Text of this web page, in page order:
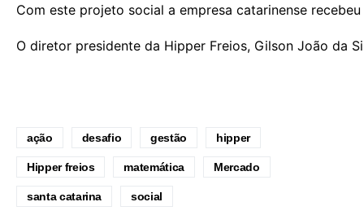
Com este projeto social a empresa catarinense
O diretor presidente da Hipper Freios, Gilson João da
ação desafio gestão hipper
Hipper freios matemática Mercado
santa catarina social